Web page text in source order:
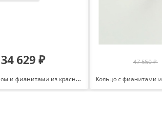
34 629 ₽
Кольцо с лондон топазом и фианитами из красного золота 585 с родированием 1103008 1 2 1
47 550 ₽